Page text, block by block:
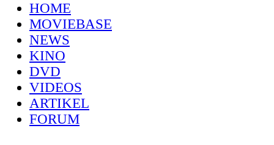
HOME
MOVIEBASE
NEWS
KINO
DVD
VIDEOS
ARTIKEL
FORUM